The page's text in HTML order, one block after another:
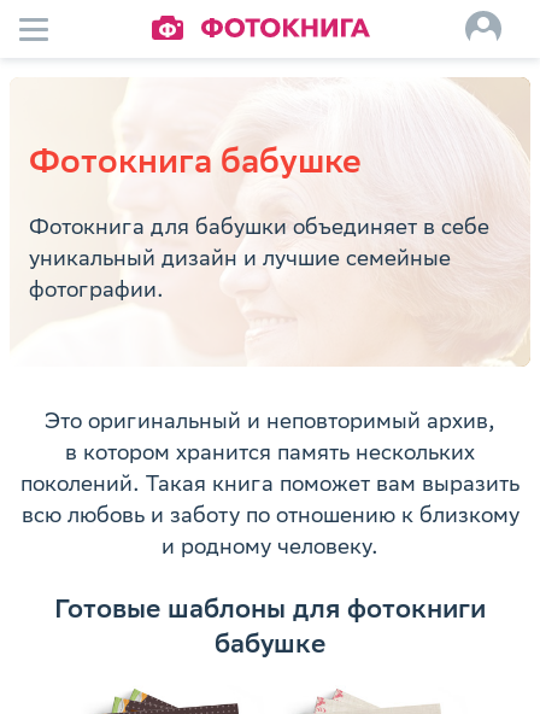
Фотокнига бабушке
Фотокнига для бабушки объединяет в себе
уникальный дизайн и лучшие семейные
фотографии.
Это оригинальный и неповторимый архив,
в котором хранится память нескольких
поколений. Такая книга поможет вам выразить
всю любовь и заботу по отношению к близкому
и родному человеку.
Готовые шаблоны для фотокниги
бабушке